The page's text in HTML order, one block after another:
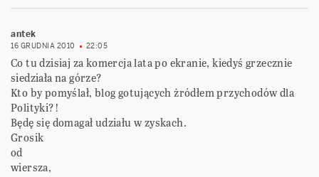
antek
16 GRUDNIA 2010 22:05
Co tu dzisiaj za komercja lata po ekranie, kiedyś grzecznie
siedziała na górze?
Kto by pomyślał, blog gotujących żródłem przychodów dla
Polityki?!
Będę się domagał udziału w zyskach.
Grosik
od
wiersza,